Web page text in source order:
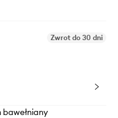
Zwrot do 30 dni